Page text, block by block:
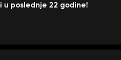
u poslednje 22 godine!